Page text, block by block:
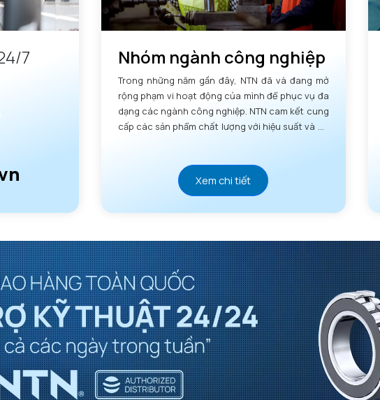
7 Nhóm ngành công nghiệp
Trong những năm gần đây, NTN đã và đang mở
rộng phạm vi hoạt động của mình để phục vụ đa
dạng các ngành công nghiệp. NTN cam kết cung
cấp các sản phẩm chất lượng với hiệu suất và độ
Xem chi tiết